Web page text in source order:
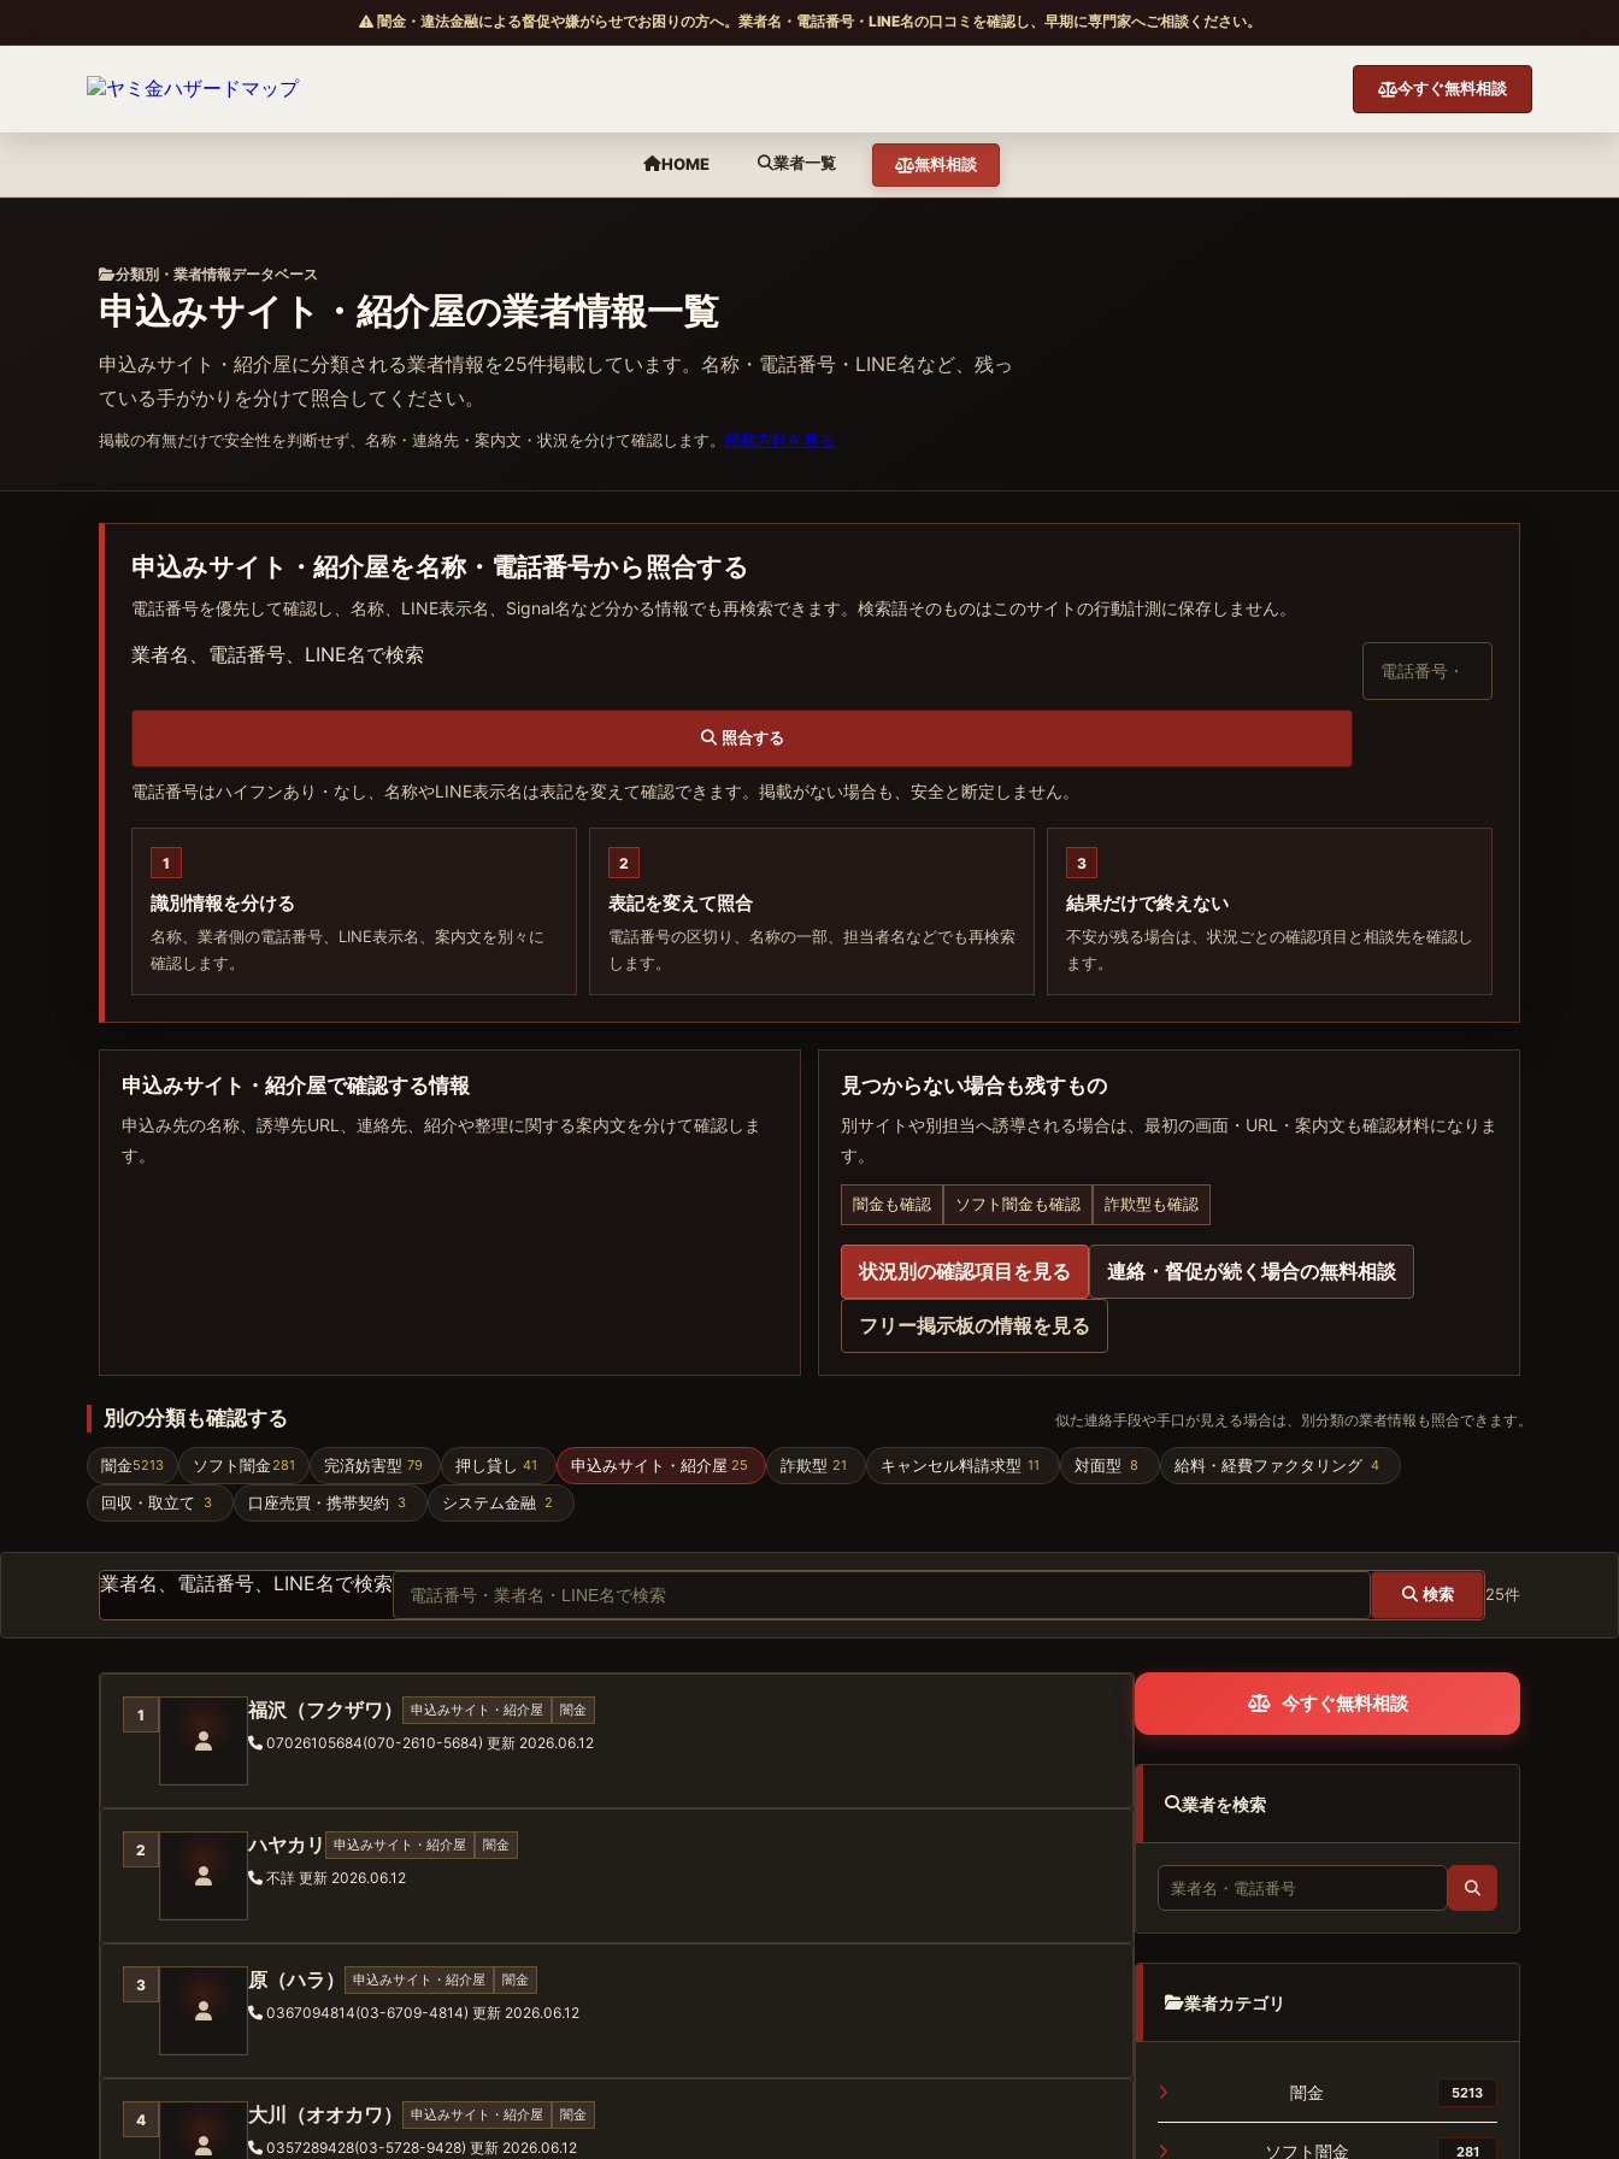
闇金・違法金融による督促や嫌がらせでお困りの方へ。業者名・電話番号・LINE名の口コミを確認し、早期に専門家へご相談ください。
今すぐ無料相談
HOME 業者一覧 無料相談
分類別・業者情報データベース
申込みサイト・紹介屋の業者情報一覧
申込みサイト・紹介屋に分類される業者情報を25件掲載しています。名称・電話番号・LINE名など、残っ
ている手がかりを分けて照合してください。
掲載の有無だけで安全性を判断せず、名称・連絡先・案内文・状況を分けて確認します。 掲載方針を見る
申込みサイト・紹介屋を名称・電話番号から照合する
電話番号を優先して確認し、名称、LINE表示名、Signal名など分かる情報でも再検索できます。検索語そのものはこのサイトの行動計測に保存しません。
業者名、電話番号、LINE名で検索
照合する
電話番号はハイフンあり・なし、名称やLINE表示名は表記を変えて確認できます。掲載がない場合も、安全と断定しません。
1
識別情報を分ける
名称、業者側の電話番号、LINE表示名、案内文を別々に
確認します。
2
表記を変えて照合
電話番号の区切り、名称の一部、担当者名などでも再検索
します。
3
結果だけで終えない
不安が残る場合は、状況ごとの確認項目と相談先を確認し
ます。
申込みサイト・紹介屋で確認する情報
申込み先の名称、誘導先URL、連絡先、紹介や整理に関する案内文を分けて確認しま
す。
見つからない場合も残すもの
別サイトや別担当へ誘導される場合は、最初の画面・URL・案内文も確認材料になりま
す。
闇金も確認 ソフト闇金も確認 詐欺型も確認
状況別の確認項目を見る 連絡・督促が続く場合の無料相談
フリー掲示板の情報を見る
別の分類も確認する 似た連絡手段や手口が見える場合は、別分類の業者情報も照合できます。
闇金5213 ソフト闇金281 完済妨害型 79 押し貸し 41 申込みサイト・紹介屋 25 詐欺型 21 キャンセル料請求型 11 対面型 8 給料・経費ファクタリング 4
回収・取立て 3 口座売買・携帯契約 3 システム金融 2
業者名、電話番号、LINE名で検索 検索 25件
1 福沢（フクザワ） 申込みサイト・紹介屋 闇金
07026105684(070-2610-5684) 更新 2026.06.12
2 ハヤカリ 申込みサイト・紹介屋 闇金
不詳 更新 2026.06.12
3 原（ハラ） 申込みサイト・紹介屋 闇金
0367094814(03-6709-4814) 更新 2026.06.12
4 大川（オオカワ） 申込みサイト・紹介屋 闇金
0357289428(03-5728-9428) 更新 2026.06.12
今すぐ無料相談
業者を検索
業者カテゴリ
闇金 5213
ソフト闇金 281